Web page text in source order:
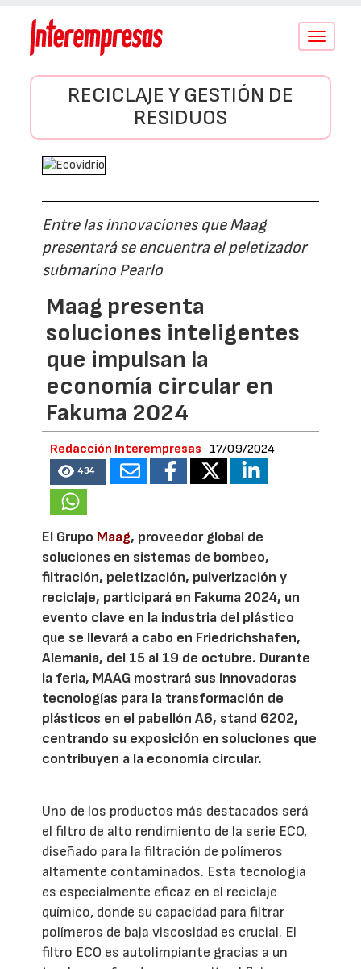
Conmutar
RECICLAJE Y GESTIÓN DE
RESIDUOS
Entre las innovaciones que Maag
presentará se encuentra el peletizador
submarino Pearlo
Maag presenta
soluciones inteligentes
que impulsan la
economía circular en
Fakuma 2024
Redacción Interempresas 17/09/2024
434
El Grupo Maag, proveedor global de
soluciones en sistemas de bombeo,
filtración, peletización, pulverización y
reciclaje, participará en Fakuma 2024, un
evento clave en la industria del plástico
que se llevará a cabo en Friedrichshafen,
Alemania, del 15 al 19 de octubre. Durante
la feria, MAAG mostrará sus innovadoras
tecnologías para la transformación de
plásticos en el pabellón A6, stand 6202,
centrando su exposición en soluciones que
contribuyen a la economía circular.
Uno de los productos más destacados será
el filtro de alto rendimiento de la serie ECO,
diseñado para la filtración de polímeros
altamente contaminados. Esta tecnología
es especialmente eficaz en el reciclaje
químico, donde su capacidad para filtrar
polímeros de baja viscosidad es crucial. El
filtro ECO es autolimpiante gracias a un